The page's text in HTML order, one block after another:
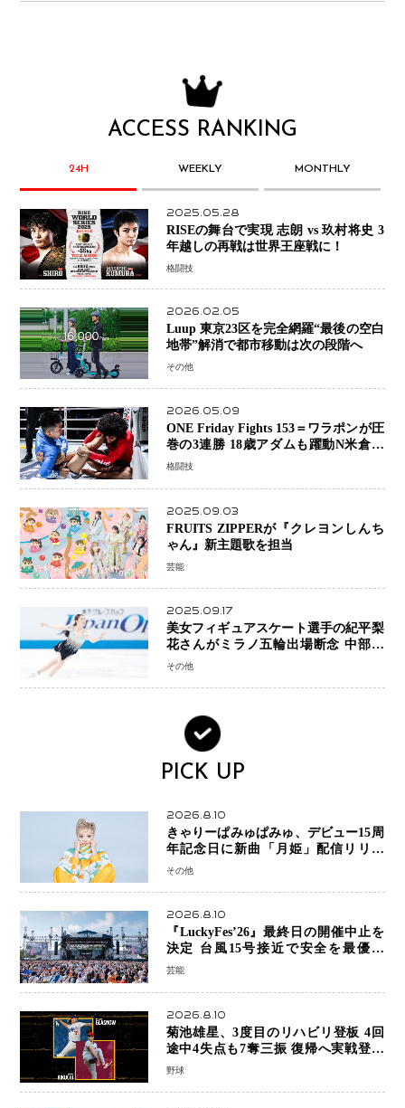
ACCESS RANKING
24H WEEKLY MONTHLY
2025.05.28
RISEの舞台で実現 志朗 vs 玖村将史 3
年越しの再戦は世界王座戦に！
格闘技
2026.02.05
Luup 東京23区を完全網羅“最後の空白
地帯”解消で都市移動は次の段階へ
その他
2026.05.09
ONE Friday Fights 153＝ワラポンが圧
巻の3連勝 18歳アダムも躍動N米倉大
貴選手は悲願のONE初勝利
格闘技
2025.09.03
FRUITS ZIPPERが『クレヨンしんち
ゃん』新主題歌を担当
芸能
2025.09.17
美女フィギュアスケート選手の紀平梨
花さんがミラノ五輪出場断念 中部選
手権欠場を発表「安全最優先の判断」
その他
PICK UP
2026.8.10
きゃりーぱみゅぱみゅ、デビュー15周
年記念日に新曲「月姫」配信リリー
ス 自身初の主催フェス「PAMYU
その他
2026.8.10
『LuckyFes’26』最終日の開催中止を
決定 台風15号接近で安全を最優先
「苦渋の判断」
芸能
2026.8.10
菊池雄星、3度目のリハビリ登板 4回
途中4失点も7奪三振 復帰へ実戦登板
を重ねる
野球